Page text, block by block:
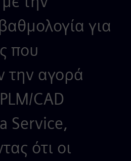
για
που
την αγορά
CAD
Service,
ότι οι